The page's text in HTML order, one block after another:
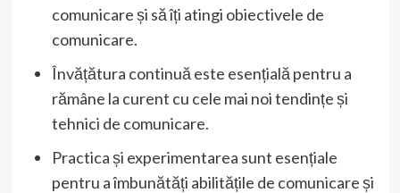
comunicare și să îți atingi obiectivele de
comunicare.
Învățătura continuă este esențială pentru a
rămâne la curent cu cele mai noi tendințe și
tehnici de comunicare.
Practica și experimentarea sunt esențiale
pentru a îmbunătăți abilitățile de comunicare și